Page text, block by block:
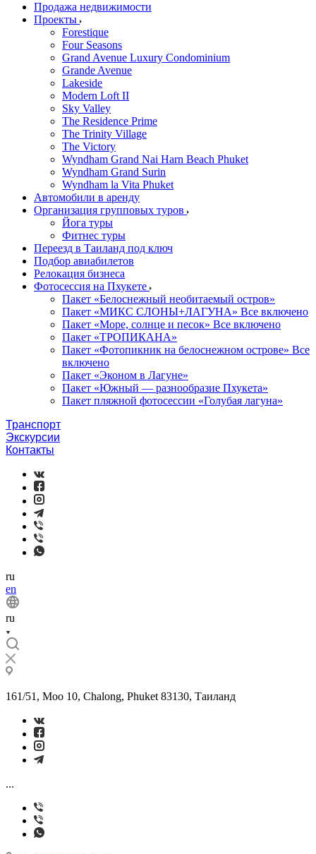
Продажа недвижимости
Проекты
Forestique
Four Seasons
Grand Avenue Luxury Condominium
Grande Avenue
Lakeside
Modern Loft II
Sky Valley
The Residence Prime
The Trinity Village
The Victory
Wyndham Grand Nai Harn Beach Phuket
Wyndham Grand Surin
Wyndham la Vita Phuket
Автомобили в аренду
Организация групповых туров
Йога туры
Фитнес туры
Переезд в Таиланд под ключ
Подбор авиабилетов
Релокация бизнеса
Фотоcессия на Пхукете
Пакет «Белоснежный необитаемый остров»
Пакет «МИКС СЛОНЫ+ЛАГУНА» Все включено
Пакет «Море, солнце и песок» Все включено
Пакет «ТРОПИКАНА»
Пакет «Фотопикник на белоснежном острове» Все
включено
Пакет «Эконом в Лагуне»
Пакет «Южный — разнообразие Пхукета»
Пакет пляжной фотосессии «Голубая лагуна»
Транспорт
Экскурсии
Контакты
ru
en
ru
161/51, Moo 10, Chalong, Phuket 83130, Таиланд
...